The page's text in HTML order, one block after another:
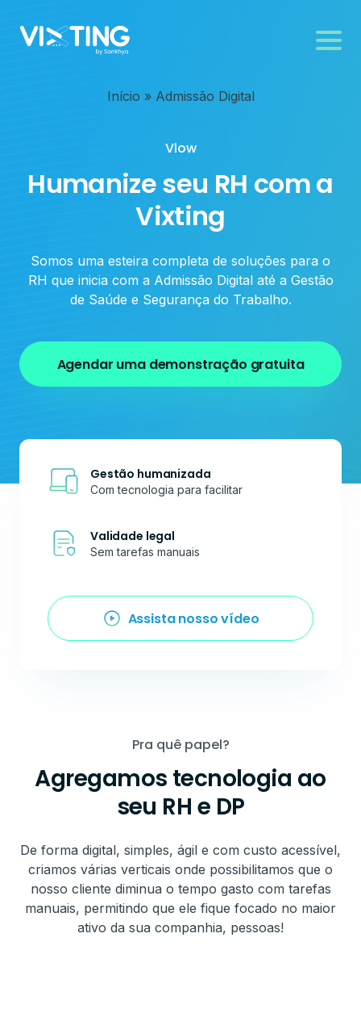
Início » Admissão Digital
Vlow
Humanize seu RH com a
Vixting
Somos uma esteira completa de soluções para o
RH que inicia com a Admissão Digital até a Gestão
de Saúde e Segurança do Trabalho.
Agendar uma demonstração gratuita
Gestão humanizada
Com tecnologia para facilitar
Validade legal
Sem tarefas manuais
Assista nosso vídeo
Pra quê papel?
Agregamos tecnologia ao
seu RH e DP
De forma digital, simples, ágil e com custo acessível,
criamos várias verticais onde possibilitamos que o
nosso cliente diminua o tempo gasto com tarefas
manuais, permitindo que ele fique focado no maior
ativo da sua companhia, pessoas!